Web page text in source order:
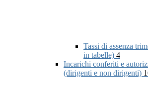
Tassi di assenza
in tabelle) 4
Incarichi conferiti e
(dirigenti e non dirigenti)